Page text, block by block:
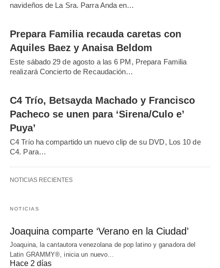
navideños de La Sra. Parra Anda en…
Prepara Familia recauda caretas con
Aquiles Baez y Anaisa Beldom
Este sábado 29 de agosto a las 6 PM, Prepara Familia
realizará Concierto de Recaudación…
C4 Trío, Betsayda Machado y Francisco
Pacheco se unen para ‘Sirena/Culo e’
Puya’
C4 Trío ha compartido un nuevo clip de su DVD, Los 10 de
C4. Para…
NOTICIAS RECIENTES
NOTICIAS
Joaquina comparte ‘Verano en la Ciudad’
Joaquina, la cantautora venezolana de pop latino y ganadora del
Latin GRAMMY®, inicia un nuevo…
Hace 2 días